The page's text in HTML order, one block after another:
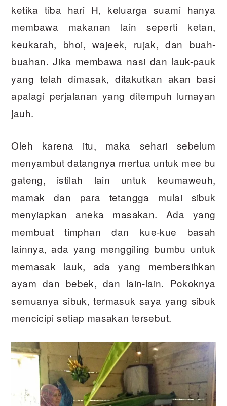
ketika tiba hari H, keluarga suami hanya
membawa makanan lain seperti ketan,
keukarah, bhoi, wajeek, rujak, dan buah-
buahan. Jika membawa nasi dan lauk-pauk
yang telah dimasak, ditakutkan akan basi
apalagi perjalanan yang ditempuh lumayan
jauh.
Oleh karena itu, maka sehari sebelum
menyambut datangnya mertua untuk mee bu
gateng, istilah lain untuk keumaweuh,
mamak dan para tetangga mulai sibuk
menyiapkan aneka masakan. Ada yang
membuat timphan dan kue-kue basah
lainnya, ada yang menggiling bumbu untuk
memasak lauk, ada yang membersihkan
ayam dan bebek, dan lain-lain. Pokoknya
semuanya sibuk, termasuk saya yang sibuk
mencicipi setiap masakan tersebut.